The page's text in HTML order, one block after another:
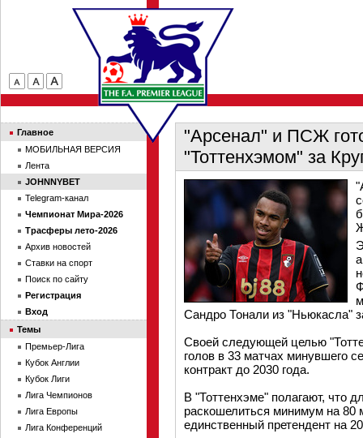
"Арсенал" и ПСЖ
"Тоттенхэмом" за
Сандро Тонали из "Ньюкасла"
Своей следующей целью
голов в 33 матчах минувшего
контракт до 2030 года.
В "Тоттенхэме" полагают, что
раскошелиться минимум на
единственный претендент на
Главное
МОБИЛЬНАЯ ВЕРСИЯ
Лента
JOHNNYBET
Telegram-канал
Чемпионат Мира-2026
Трасферы лето-2026
Архив новостей
Ставки на спорт
Поиск по сайту
Регистрация
Вход
Темы
Премьер-Лига
Кубок Англии
Кубок Лиги
Лига Чемпионов
Лига Европы
Лига Конференций